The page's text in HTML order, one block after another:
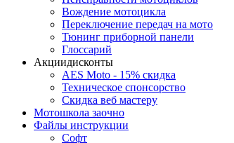
Вождение мотоцикла
Переключение передач на мото
Тюнинг приборной панели
Глоссарий
Акциидисконты
AES Moto - 15% скидка
Техническое спонсорство
Скидка веб мастеру
Мотошкола заочно
Файлы инструкции
Софт